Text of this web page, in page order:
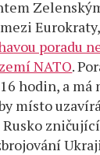
poradu
NATO.
hodin, a má
místo